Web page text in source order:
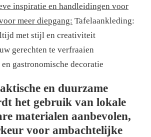
inspiratie en handleidingen voor
meer diepgang: Tafelaankleding:
met stijl en creativiteit
gerechten te verfraaien
gastronomische decoratie
en duurzame
het gebruik van lokale
materialen aanbevolen,
voor ambachtelijke